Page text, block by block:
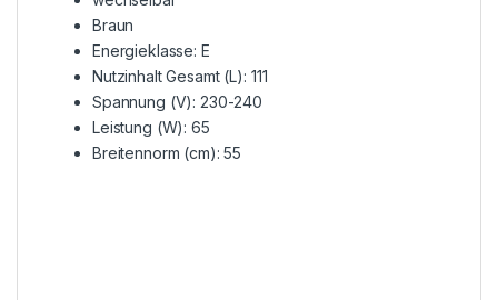
Braun
Energieklasse: E
Nutzinhalt Gesamt (L): 111
Spannung (V): 230-240
Leistung (W): 65
Breitennorm (cm): 55